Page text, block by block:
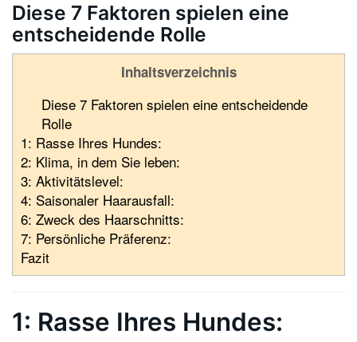
Diese 7 Faktoren spielen eine
entscheidende Rolle
Inhaltsverzeichnis
Diese 7 Faktoren spielen eine entscheidende
Rolle
1: Rasse Ihres Hundes:
2: Klima, in dem Sie leben:
3: Aktivitätslevel:
4: Saisonaler Haarausfall:
6: Zweck des Haarschnitts:
7: Persönliche Präferenz:
Fazit
1: Rasse Ihres Hundes: